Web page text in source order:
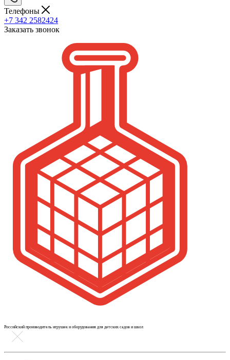
Телефоны
+7 342 2582424
Заказать звонок
Российский производитель игрушек и оборудования для детских садов и школ